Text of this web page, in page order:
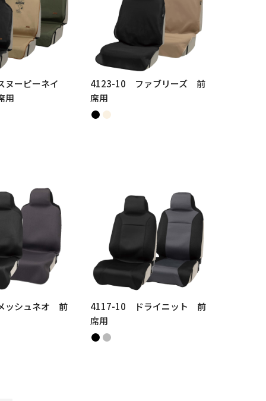
ーピーネイ
用
4123-10 ファブリーズ 前
席用
シュネオ 前
4117-10 ドライニット 前
席用